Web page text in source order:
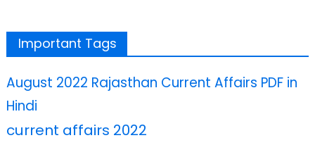
Important Tags
August 2022 Rajasthan Current Affairs PDF in
Hindi
current affairs 2022